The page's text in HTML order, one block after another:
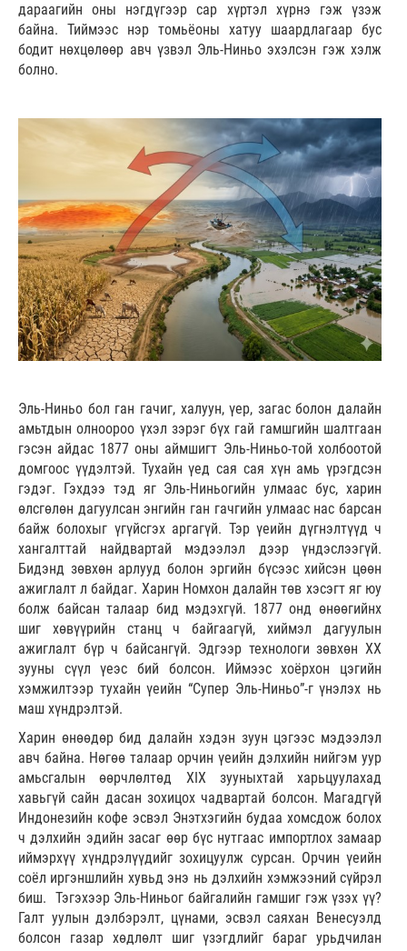
дараагийн оны нэгдүгээр сар хүртэл хүрнэ гэж үзэж
байна. Тиймээс нэр томьёоны хатуу шаардлагаар бус
бодит нөхцөлөөр авч үзвэл Эль-Ниньо эхэлсэн гэж хэлж
болно.
Эль-Ниньо бол ган гачиг, халуун, үер, загас болон далайн
амьтдын олноороо үхэл зэрэг бүх гай гамшгийн шалтгаан
гэсэн айдас 1877 оны аймшигт Эль-Ниньо-той холбоотой
домгоос үүдэлтэй. Тухайн үед сая сая хүн амь үрэгдсэн
гэдэг. Гэхдээ тэд яг Эль-Ниньогийн улмаас бус, харин
өлсгөлөн дагуулсан энгийн ган гачгийн улмаас нас барсан
байж болохыг үгүйсгэх аргагүй. Тэр үеийн дүгнэлтүүд ч
хангалттай найдвартай мэдээлэл дээр үндэслээгүй.
Бидэнд зөвхөн арлууд болон эргийн бүсээс хийсэн цөөн
ажиглалт л байдаг. Харин Номхон далайн төв хэсэгт яг юу
болж байсан талаар бид мэдэхгүй. 1877 онд өнөөгийнх
шиг хөвүүрийн станц ч байгаагүй, хиймэл дагуулын
ажиглалт бүр ч байсангүй. Эдгээр технологи зөвхөн XX
зууны сүүл үеэс бий болсон. Иймээс хоёрхон цэгийн
хэмжилтээр тухайн үеийн “Супер Эль-Ниньо”-г үнэлэх нь
маш хүндрэлтэй.
Харин өнөөдөр бид далайн хэдэн зуун цэгээс мэдээлэл
авч байна. Нөгөө талаар орчин үеийн дэлхийн нийгэм уур
амьсгалын өөрчлөлтөд XIX зууныхтай харьцуулахад
хавьгүй сайн дасан зохицох чадвартай болсон. Магадгүй
Индонезийн кофе эсвэл Энэтхэгийн будаа хомсдож болох
ч дэлхийн эдийн засаг өөр бүс нутгаас импортлох замаар
иймэрхүү хүндрэлүүдийг зохицуулж сурсан. Орчин үеийн
соёл иргэншлийн хувьд энэ нь дэлхийн хэмжээний сүйрэл
биш. Тэгэхээр Эль-Ниньог байгалийн гамшиг гэж үзэх үү?
Галт уулын дэлбэрэлт, цүнами, эсвэл саяхан Венесуэлд
болсон газар хөдлөлт шиг үзэгдлийг бараг урьдчилан